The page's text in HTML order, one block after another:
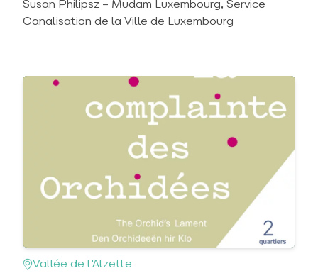
Susan Philipsz – Mudam Luxembourg, Service
Canalisation de la Ville de Luxembourg
Vallée de l'Alzette